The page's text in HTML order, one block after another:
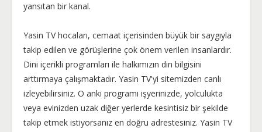
yansıtan bir kanal.
Yasin TV hocaları, cemaat içerisinden büyük bir saygıyla
takip edilen ve görüşlerine çok önem verilen insanlardır.
Dini içerikli programları ile halkımızın din bilgisini
arttırmaya çalışmaktadır. Yasin TV'yi sitemizden canlı
izleyebilirsiniz. O anki programı işyerinizde, yolculukta
veya evinizden uzak diğer yerlerde kesintisiz bir şekilde
takip etmek istiyorsanız en doğru adrestesiniz. Yasin TV